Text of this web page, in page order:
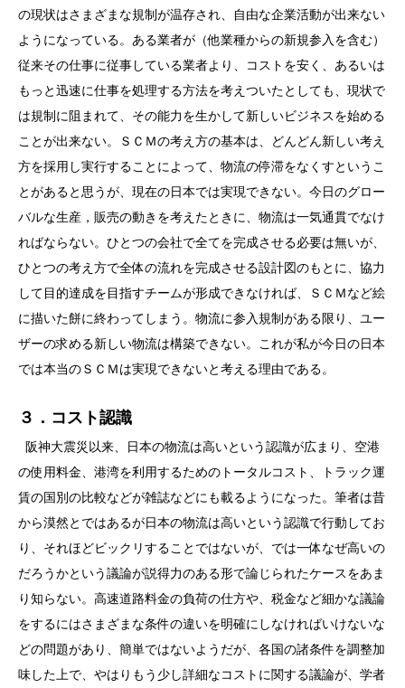
の現状はさまざまな規制が温存され、自由な企業活動が出来ない
ようになっている。ある業者が（他業種からの新規参入を含む）
従来その仕事に従事している業者より、コストを安く、あるいは
もっと迅速に仕事を処理する方法を考えついたとしても、現状で
は規制に阻まれて、その能力を生かして新しいビジネスを始める
ことが出来ない。ＳＣＭの考え方の基本は、どんどん新しい考え
方を採用し実行することによって、物流の停滞をなくすというこ
とがあると思うが、現在の日本では実現できない。今日のグロー
バルな生産，販売の動きを考えたときに、物流は一気通貫でなけ
ればならない。ひとつの会社で全てを完成させる必要は無いが、
ひとつの考え方で全体の流れを完成させる設計図のもとに、協力
して目的達成を目指すチームが形成できなければ、ＳＣＭなど絵
に描いた餅に終わってしまう。物流に参入規制がある限り、ユー
ザーの求める新しい物流は構築できない。これが私が今日の日本
では本当のＳＣＭは実現できないと考える理由である。
３．コスト認識
阪神大震災以来、日本の物流は高いという認識が広まり、空港
の使用料金、港湾を利用するためのトータルコスト、トラック運
賃の国別の比較などが雑誌などにも載るようになった。筆者は昔
から漠然とではあるが日本の物流は高いという認識で行動してお
り、それほどビックリすることではないが、では一体なぜ高いの
だろうかという議論が説得力のある形で論じられたケースをあま
り知らない。高速道路料金の負荷の仕方や、税金など細かな議論
をするにはさまざまな条件の違いを明確にしなければいけないな
どの問題があり、簡単ではないようだが、各国の諸条件を調整加
味した上で、やはりもう少し詳細なコストに関する議論が、学者